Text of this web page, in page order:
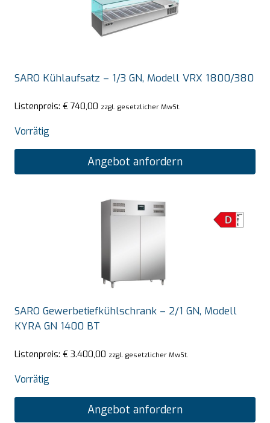
SARO Kühlaufsatz – 1/3 GN, Modell VRX 1800/380
Listenpreis: € 740,00 zzgl. gesetzlicher MwSt.
Vorrätig
Angebot anfordern
SARO Gewerbetiefkühlschrank – 2/1 GN, Modell
KYRA GN 1400 BT
Listenpreis: € 3.400,00 zzgl. gesetzlicher MwSt.
Vorrätig
Angebot anfordern